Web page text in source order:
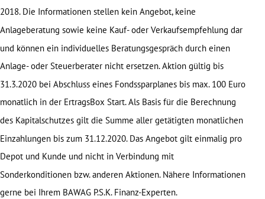
2018. Die Informationen stellen kein Angebot, keine
Anlageberatung sowie keine Kauf- oder Verkaufsempfehlung dar
und können ein individuelles Beratungsgespräch durch einen
Anlage- oder Steuerberater nicht ersetzen. Aktion gültig bis
31.3.2020 bei Abschluss eines Fondssparplanes bis max. 100 Euro
monatlich in der ErtragsBox Start. Als Basis für die Berechnung
des Kapitalschutzes gilt die Summe aller getätigten monatlichen
Einzahlungen bis zum 31.12.2020. Das Angebot gilt einmalig pro
Depot und Kunde und nicht in Verbindung mit
Sonderkonditionen bzw. anderen Aktionen. Nähere Informationen
gerne bei Ihrem BAWAG P.S.K. Finanz-Experten.